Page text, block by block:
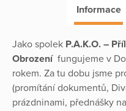
Informace
Jako spolek P.A.K.O. –
Obrozenífungujeme v
rokem. Za tu dobu jsme
(promítání dokumentů,
prázdninami, přednášky